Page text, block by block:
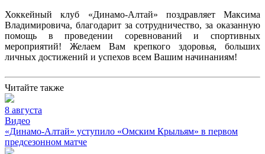
Хоккейный клуб «Динамо-Алтай» поздравляет Максима
Владимировича, благодарит за сотрудничество, за оказанную
помощь в проведении соревнований и спортивных
мероприятий! Желаем Вам крепкого здоровья, больших
личных достижений и успехов всем Вашим начинаниям!
Читайте также
8 августа
Видео
«Динамо-Алтай» уступило «Омским Крыльям» в первом
предсезонном матче